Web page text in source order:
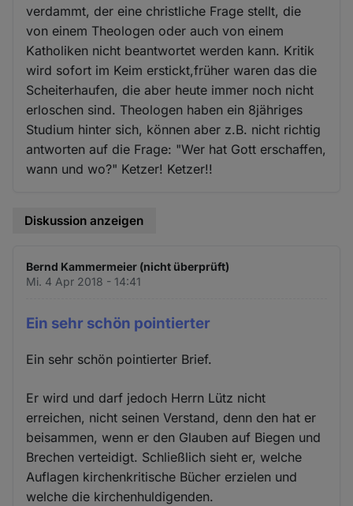
verdammt, der eine christliche Frage stellt, die
von einem Theologen oder auch von einem
Katholiken nicht beantwortet werden kann. Kritik
wird sofort im Keim erstickt,früher waren das die
Scheiterhaufen, die aber heute immer noch nicht
erloschen sind. Theologen haben ein 8jähriges
Studium hinter sich, können aber z.B. nicht richtig
antworten auf die Frage: "Wer hat Gott erschaffen,
wann und wo?" Ketzer! Ketzer!!
Diskussion anzeigen
Bernd Kammermeier (nicht überprüft)
Mi. 4 Apr 2018 - 14:41
Ein sehr schön pointierter
Ein sehr schön pointierter Brief.
Er wird und darf jedoch Herrn Lütz nicht
erreichen, nicht seinen Verstand, denn den hat er
beisammen, wenn er den Glauben auf Biegen und
Brechen verteidigt. Schließlich sieht er, welche
Auflagen kirchenkritische Bücher erzielen und
welche die kirchenhuldigenden.